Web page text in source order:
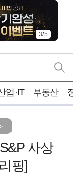
4/5
업·IT 부동산
사상
핑]